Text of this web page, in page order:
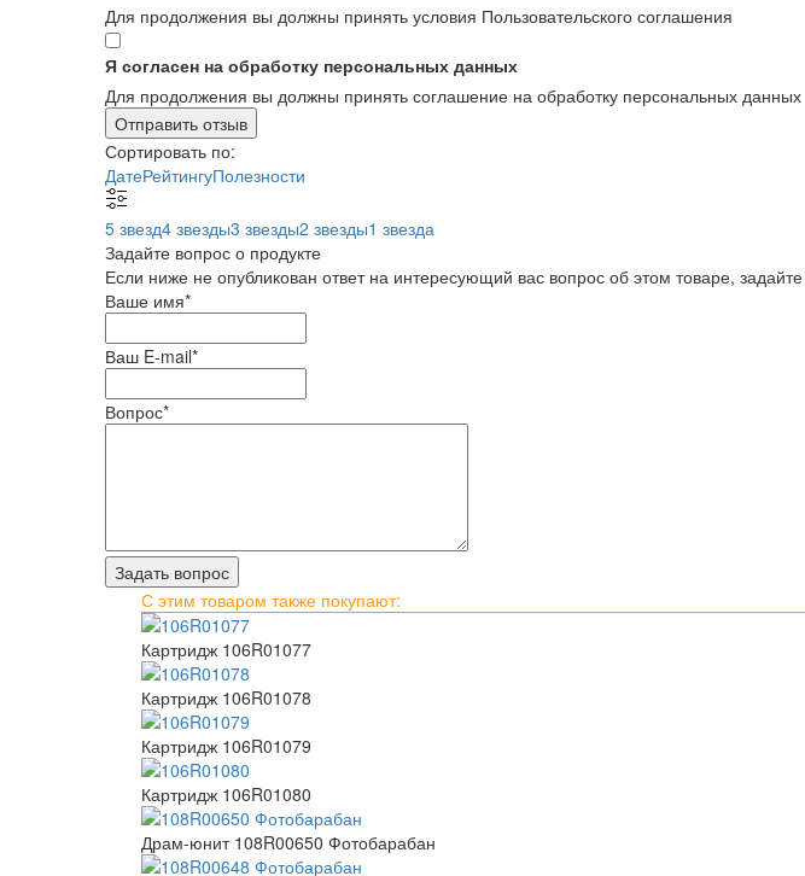
Для продолжения вы должны принять условия Пользовательского соглашения
Я согласен на обработку персональных данных
Для продолжения вы должны принять соглашение на обработку персональных данных
Отправить отзыв
Сортировать по:
ДатеРейтингуПолезности
5 звезд4 звезды3 звезды2 звезды1 звезда
Задайте вопрос о продукте
Если ниже не опубликован ответ на интересующий вас вопрос об этом товаре,
Ваше имя*
Ваш E-mail*
Вопрос*
С этим товаром также покупают:
Картридж 106R01077
Картридж 106R01078
Картридж 106R01079
Картридж 106R01080
Драм-юнит 108R00650 Фотобарабан